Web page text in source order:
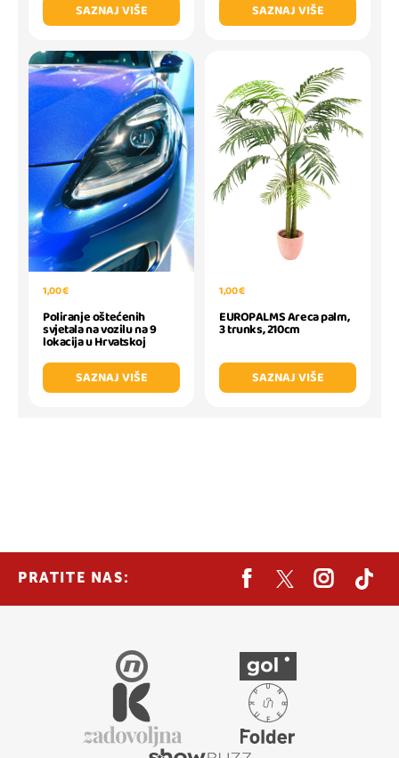
SAZNAJ VIŠE
SAZNAJ VIŠE
1,00 €
Poliranje oštećenih
svjetala na vozilu na 9
lokacija u Hrvatskoj
SAZNAJ VIŠE
1,00 €
EUROPALMS Areca palm,
3 trunks, 210cm
SAZNAJ VIŠE
PRATITE NAS: